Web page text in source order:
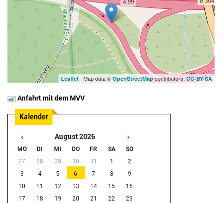
Leaflet | Map data © OpenStreetMapcontributors,CC-BY-SA
Anfahrt mit dem MVV
‹ August 2026 ›
MO DI MI DO FR SA
SO
27
28 29 30 31 1
2
3
4 5 6 7 8
9
10
11 12 13 14 15
16
17
18 19 20 21 22
23